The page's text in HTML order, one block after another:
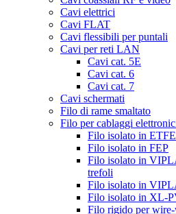
Cavi elettrici
Cavi FLAT
Cavi flessibili per puntali
Cavi per reti LAN
Cavi cat. 5E
Cavi cat. 6
Cavi cat. 7
Cavi schermati
Filo di rame smaltato
Filo per cablaggi
Filo isolato in ETFE
Filo isolato in FEP
Filo isolato in
trefoli
Filo isolato in
Filo isolato in XL-
Filo rigido per